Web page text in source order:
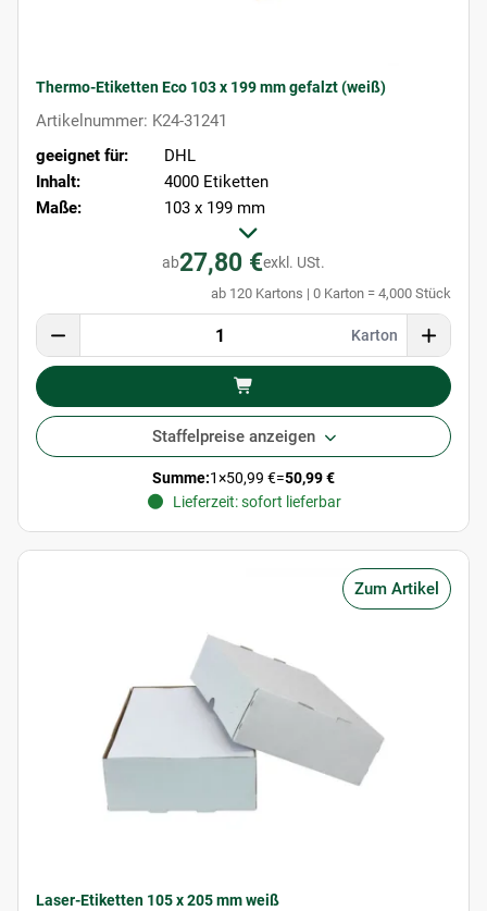
Thermo-Etiketten Eco 103 x 199 mm gefalzt (weiß)
Artikelnummer: K24-31241
geeignet für:
DHL
Inhalt:
4000 Etiketten
Maße:
103 x 199 mm
ab27,80 €exkl. USt.
ab 120 Kartons | 0 Karton = 4,000 Stück
Karton
Staffelpreise anzeigen
Summe:1×50,99 €=50,99 €
Lieferzeit: sofort lieferbar
Zum Artikel
Laser-Etiketten 105 x 205 mm weiß